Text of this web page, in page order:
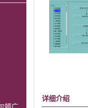
详细介绍